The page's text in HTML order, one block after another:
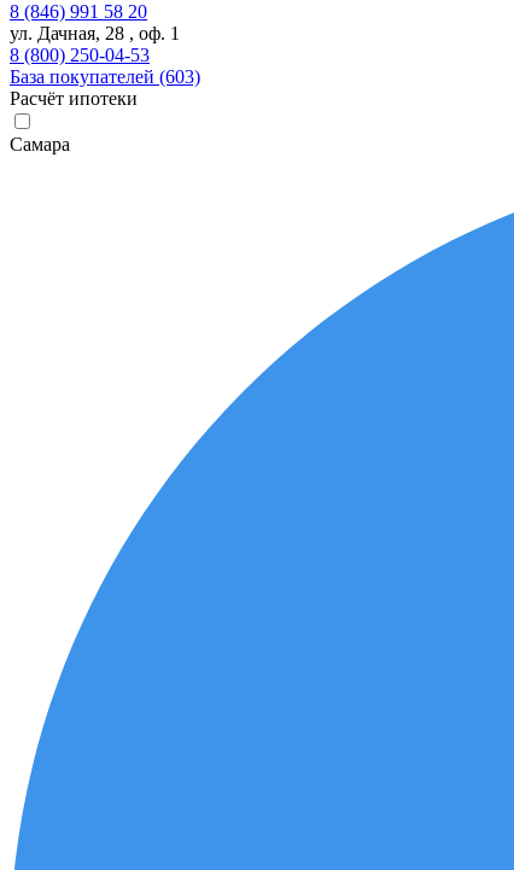
8 (846) 991 58 20
ул. Дачная, 28 , оф. 1
8 (800) 250-04-53
База покупателей (603)
Расчёт ипотеки
Самара